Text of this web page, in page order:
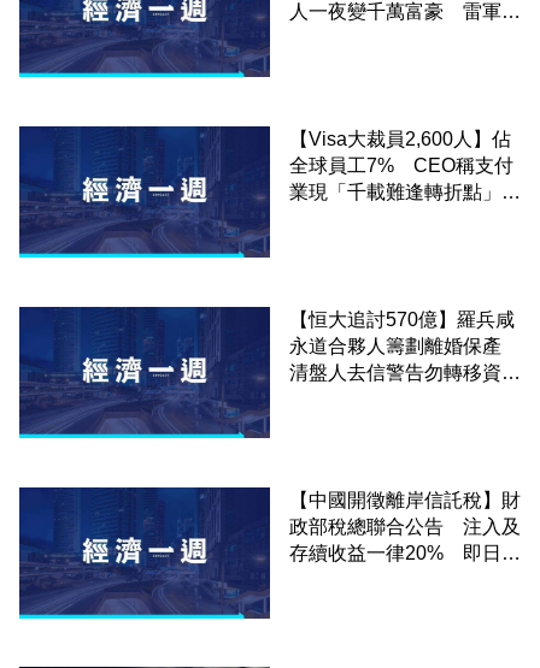
人一夜變千萬富豪 雷軍帳
【Visa大裁員2,600人】佔
全球員工7% CEO稱支付
業現「千載難逢轉折點」
【恒大追討570億】羅兵咸
永道合夥人籌劃離婚保產
清盤人去信警告勿轉移資
【中國開徵離岸信託稅】財
政部稅總聯合公告 注入及
存續收益一律20% 即日實